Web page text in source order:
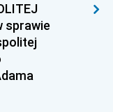
1994
1991
1985
sprawie